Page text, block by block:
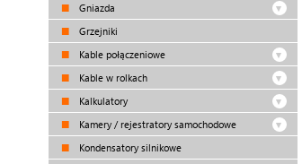
Gniazda
Grzejniki
Kable połączeniowe
Kable w rolkach
Kalkulatory
Kamery / rejestratory samochodowe
Kondensatory silnikowe